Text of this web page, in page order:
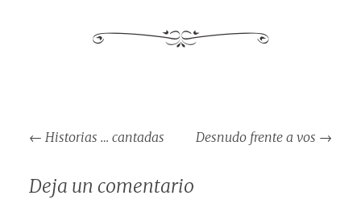
Navegación
entradas
← Historias … cantadas Desnudo frente a vos →
Deja un comentario